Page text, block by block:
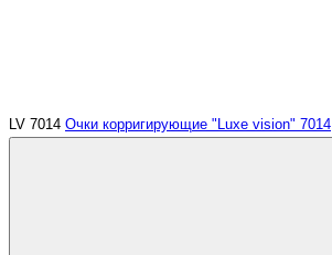
LV 7014 Очки корригирующие "Luxe vision" 7014